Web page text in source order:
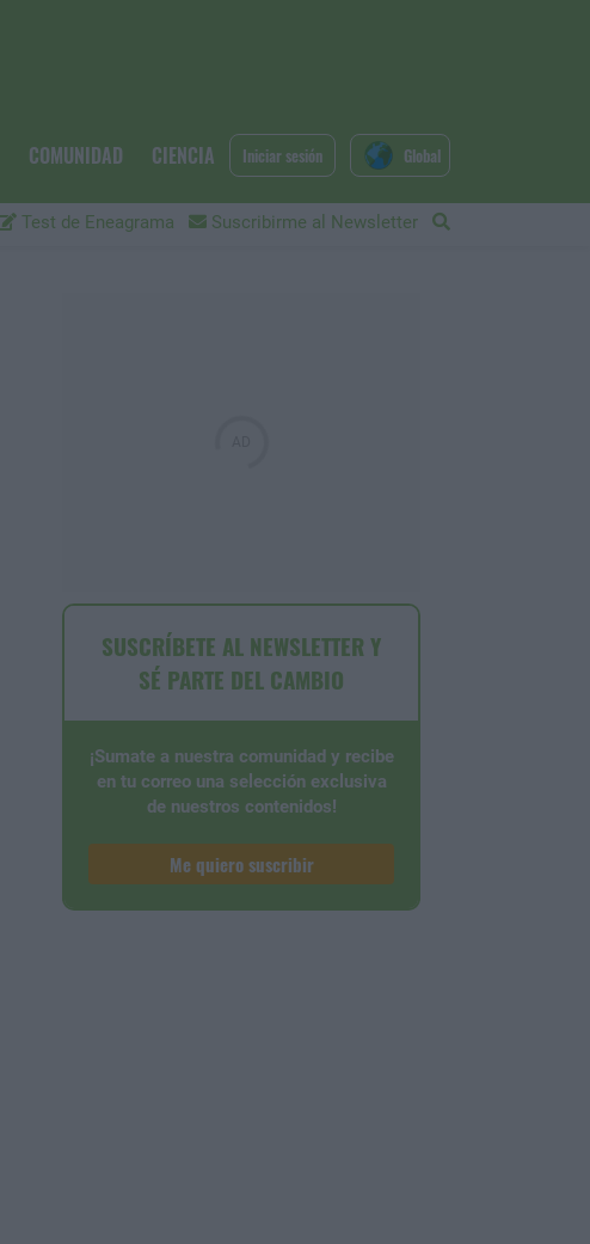
COMUNIDAD CIENCIA
Test de Eneagrama Suscribirme al Newsletter
Iniciar sesión Global
SUSCRÍBETE AL NEWSLETTER Y
SÉ PARTE DEL CAMBIO
¡Sumate a nuestra comunidad y recibe
en tu correo una selección exclusiva
de nuestros contenidos!
Me quiero suscribir